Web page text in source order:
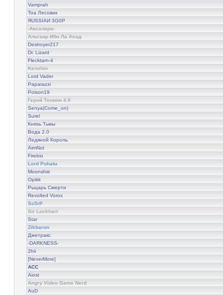
Vamprah
Тоа Лесовик
ЯUSSIAИ 3G0Р
-Аксалара-
Альтаир Ибн Ла`Ахад
Destroyer217
Dr. Lizard
Flecktarn-4
Kenshin
Lord Vader
Paparazzi
Poison19
Герой Тенион 4.0
Senya(Come_on)
Surel
Князь Тьмы
Вода 2.0
Ледяной Король
AimNot
Firebio
Lord Pohatu
Moonshie
Opikk
Рыцарь Смерти
Revolted Vorox
Sc0rP
Sir Lockhart
Star
Zikbaron
Джетракс
-DARKNESS-
2hii
[NeverMore]
ACC
Aiost
Angry Video Game Nerd
AuD